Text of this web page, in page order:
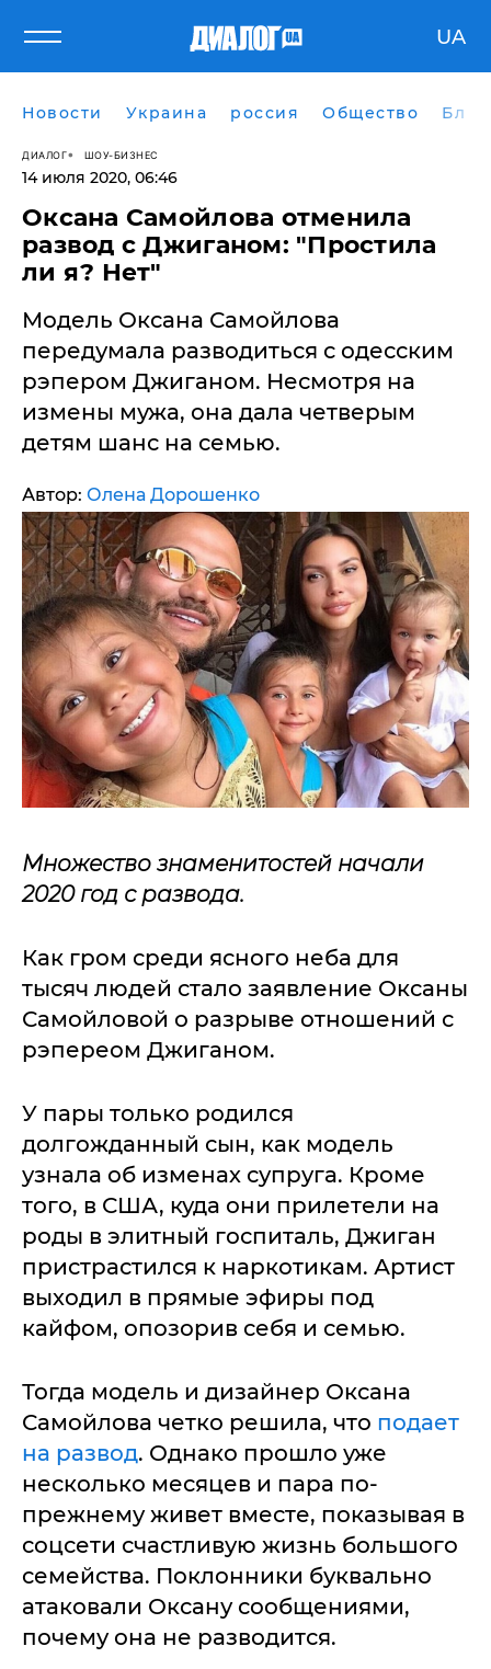
UA
Новости Украина россия Общество
ДИАЛОГ ШОУ-БИЗНЕС
14 июля 2020, 06:46
Оксана Самойлова отменила
развод с Джиганом: "Простила
ли я? Нет"
Модель Оксана Самойлова
передумала разводиться с одесским
рэпером Джиганом. Несмотря на
измены мужа, она дала четверым
детям шанс на семью.
Автор: Олена Дорошенко
Множество знаменитостей начали
2020 год с развода.
Как гром среди ясного неба для
тысяч людей стало заявление Оксаны
Самойловой о разрыве отношений с
рэпереом Джиганом.
У пары только родился
долгожданный сын, как модель
узнала об изменах супруга. Кроме
того, в США, куда они прилетели на
роды в элитный госпиталь, Джиган
пристрастился к наркотикам. Артист
выходил в прямые эфиры под
кайфом, опозорив себя и семью.
Тогда модель и дизайнер Оксана
Самойлова четко решила, что подает
на развод. Однако прошло уже
несколько месяцев и пара по-
прежнему живет вместе, показывая в
соцсети счастливую жизнь большого
семейства. Поклонники буквально
атаковали Оксану сообщениями,
почему она не разводится.